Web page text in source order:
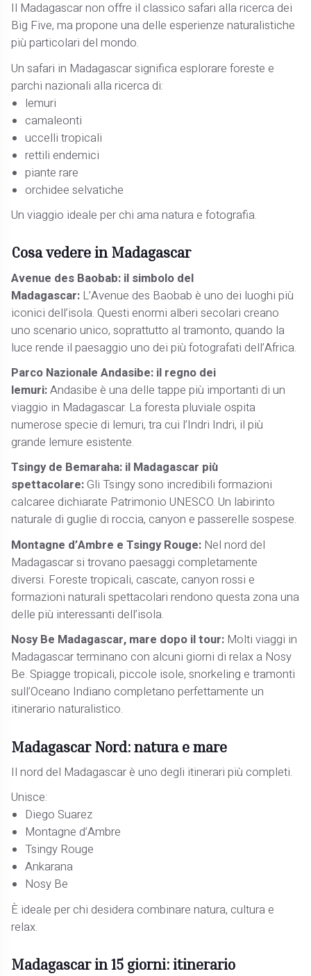
Il Madagascar non offre il classico safari alla ricerca dei
Big Five, ma propone una delle esperienze naturalistiche
più particolari del mondo.
Un safari in Madagascar significa esplorare foreste e
parchi nazionali alla ricerca di:
lemuri
camaleonti
uccelli tropicali
rettili endemici
piante rare
orchidee selvatiche
Un viaggio ideale per chi ama natura e fotografia.
Cosa vedere in Madagascar
Avenue des Baobab: il simbolo del
Madagascar: L’Avenue des Baobab è uno dei luoghi più
iconici dell’isola. Questi enormi alberi secolari creano
uno scenario unico, soprattutto al tramonto, quando la
luce rende il paesaggio uno dei più fotografati dell’Africa.
Parco Nazionale Andasibe: il regno dei
lemuri:Andasibe è una delle tappe più importanti di un
viaggio in Madagascar. La foresta pluviale ospita
numerose specie di lemuri, tra cui l’Indri Indri, il più
grande lemure esistente.
Tsingy de Bemaraha: il Madagascar più
spettacolare:Gli Tsingy sono incredibili formazioni
calcaree dichiarate Patrimonio UNESCO. Un labirinto
naturale di guglie di roccia, canyon e passerelle sospese.
Montagne d’Ambre e Tsingy Rouge: Nel nord del
Madagascar si trovano paesaggi completamente
diversi. Foreste tropicali, cascate, canyon rossi e
formazioni naturali spettacolari rendono questa zona una
delle più interessanti dell’isola.
Nosy Be Madagascar, mare dopo il tour: Molti viaggi in
Madagascar terminano con alcuni giorni di relax a Nosy
Be. Spiagge tropicali, piccole isole, snorkeling e tramonti
sull’Oceano Indiano completano perfettamente un
itinerario naturalistico.
Madagascar Nord: natura e mare
Il nord del Madagascar è uno degli itinerari più completi.
Unisce:
Diego Suarez
Montagne d’Ambre
Tsingy Rouge
Ankarana
Nosy Be
È ideale per chi desidera combinare natura, cultura e
relax.
Madagascar in 15 giorni: itinerario